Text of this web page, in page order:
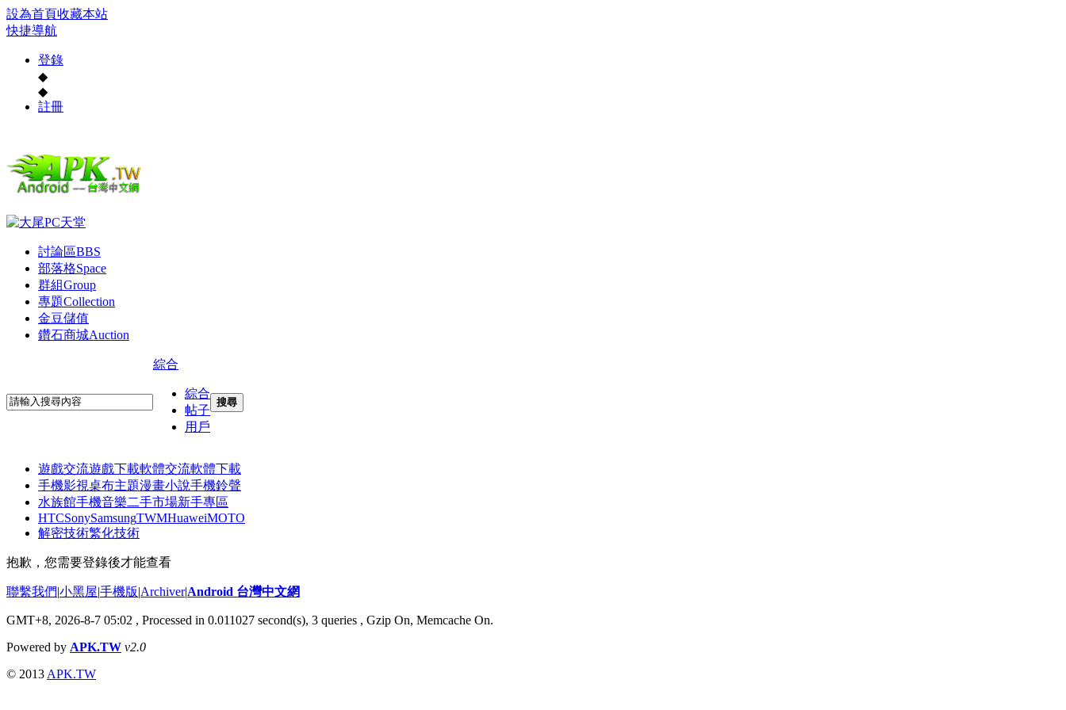
設為首頁收藏本站
快捷導航
登錄
◆
◆
註冊
討論區BBS
部落格Space
群組Group
專題Collection
金豆儲值
鑽石商城Auction
綜合
綜合
帖子
用戶
搜尋
遊戲交流遊戲下載軟體交流軟體下載
手機影視桌布主題漫畫小說手機鈴聲
水族館手機音樂二手市場新手專區
HTCSonySamsungTWMHuaweiMOTO
解密技術繁化技術
抱歉，您需要登錄後才能查看
聯繫我們|小黑屋|手機版|Archiver|Android 台灣中文網
GMT+8, 2026-8-7 05:02 , Processed in 0.011027 second(s), 3 queries , Gzip On, Memcache On.
Powered by APK.TW v2.0
© 2013 APK.TW